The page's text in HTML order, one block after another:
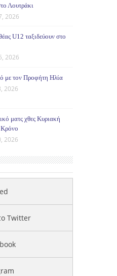
Λουτράκι
2026
U12 ταξιδεύουν στο
2026
με τον Προφήτη Ηλία
2026
ματς χθες Κυριακή
Κρόνο
2026
Twitter